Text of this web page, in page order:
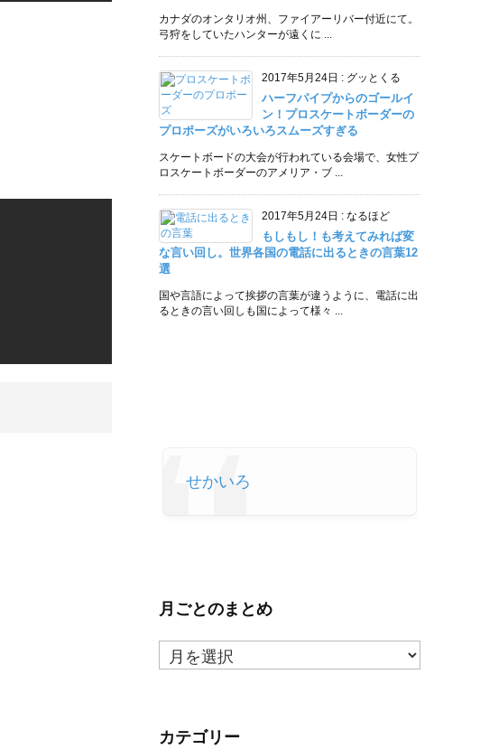
カナダのオンタリオ州、ファイアーリバー付近にて。
弓狩をしていたハンターが遠くに ...
2017年5月24日 : グッとくる
ハーフパイプからのゴールイ
ン！プロスケートボーダーの
プロポーズがいろいろスムーズすぎる
スケートボードの大会が行われている会場で、女性プ
ロスケートボーダーのアメリア・ブ ...
2017年5月24日 : なるほど
もしもし！も考えてみれば変
な言い回し。世界各国の電話に出るときの言葉12
選
国や言語によって挨拶の言葉が違うように、電話に出
るときの言い回しも国によって様々 ...
せかいろ
月ごとのまとめ
月
ご
ま
カテゴリー